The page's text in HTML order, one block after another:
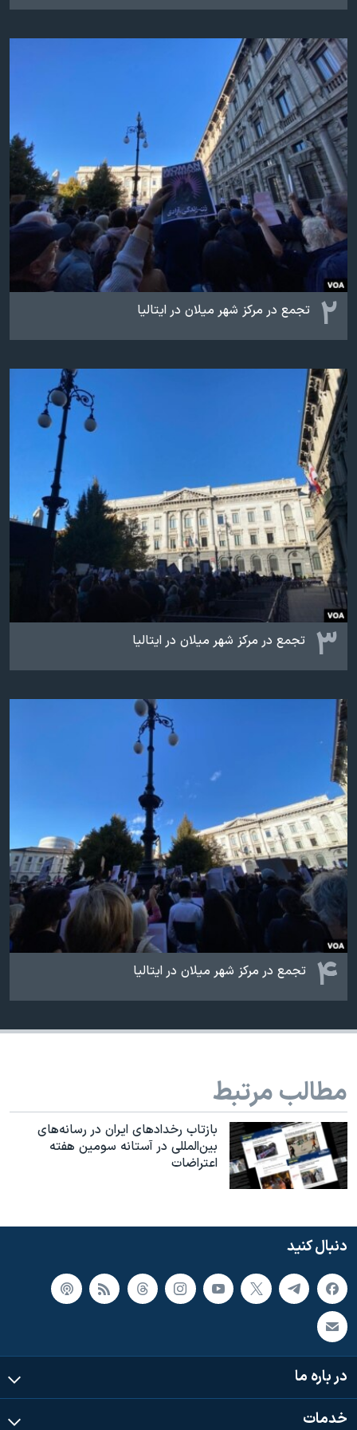
همایش محافظه‌کاران آمریکا «سی‌پک»
صفحه‌های ویژه
سفر پرزیدنت ترامپ به چین
۲ تجمع در مرکز شهر میلان در ایتالیا
۳ تجمع در مرکز شهر میلان در ایتالیا
۴ تجمع در مرکز شهر میلان در ایتالیا
مطالب مرتبط
بازتاب رخدادهای ایران در رسانه‌های
بین‌المللی در آستانه سومین هفته
اعتراضات
دنبال کنید
در باره ما
خدمات